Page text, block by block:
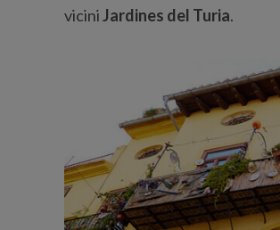
viciniJardines del Turia.